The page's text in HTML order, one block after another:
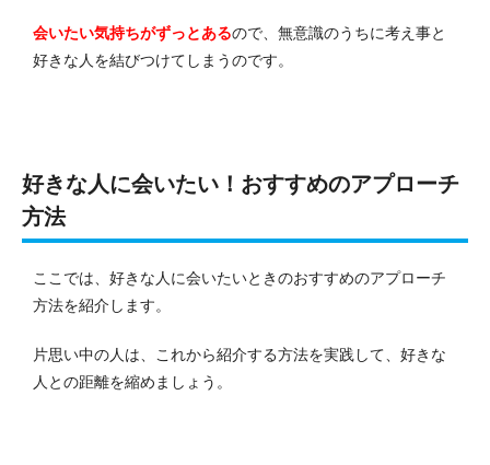
会いたい気持ちがずっとあるので、無意識のうちに考え事と
好きな人を結びつけてしまうのです。
好きな人に会いたい！おすすめのアプローチ
方法
ここでは、好きな人に会いたいときのおすすめのアプローチ
方法を紹介します。
片思い中の人は、これから紹介する方法を実践して、好きな
人との距離を縮めましょう。